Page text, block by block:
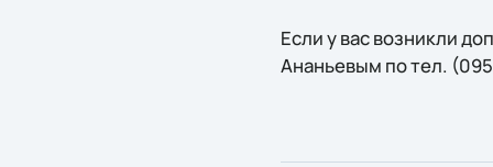
Если у вас возникли
Ананьевым по тел.